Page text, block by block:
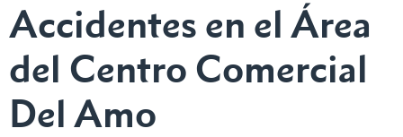
Accidentes en el Área
del Centro Comercial
Del Amo